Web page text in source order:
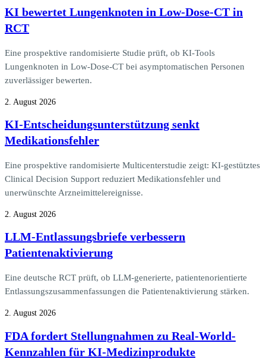
KI bewertet Lungenknoten in Low-Dose-CT in
RCT
Eine prospektive randomisierte Studie prüft, ob KI-Tools
Lungenknoten in Low-Dose-CT bei asymptomatischen Personen
zuverlässiger bewerten.
2. August 2026
KI-Entscheidungsunterstützung senkt
Medikationsfehler
Eine prospektive randomisierte Multicenterstudie zeigt: KI-gestütztes
Clinical Decision Support reduziert Medikationsfehler und
unerwünschte Arzneimittelereignisse.
2. August 2026
LLM-Entlassungsbriefe verbessern
Patientenaktivierung
Eine deutsche RCT prüft, ob LLM-generierte, patientenorientierte
Entlassungszusammenfassungen die Patientenaktivierung stärken.
2. August 2026
FDA fordert Stellungnahmen zu Real-World-
Kennzahlen für KI-Medizinprodukte